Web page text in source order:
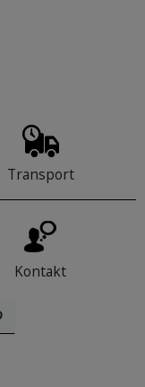
Transport
Kontakt